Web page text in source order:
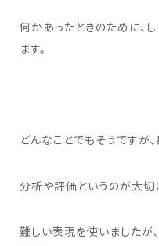
何かあったときのために、
ます。
どんなことでもそうですが
分析や評価というのが大切
難しい表現を使いましたが